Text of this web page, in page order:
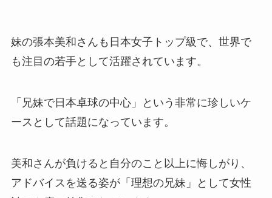
妹の張本美和さんも日本女子トップ級で、世界で
も注目の若手として活躍されています。
「兄妹で日本卓球の中心」という非常に珍しいケ
ースとして話題になっています。
美和さんが負けると自分のこと以上に悔しがり、
アドバイスを送る姿が「理想の兄妹」として女性